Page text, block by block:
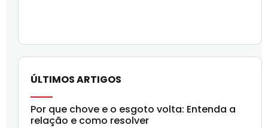
ÚLTIMOS ARTIGOS
Por que chove e o esgoto volta: Entenda a
relação e como resolver